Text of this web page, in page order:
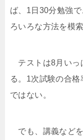
ば、1日30分勉強
ろいろな方法を模索
テストは8月いっ
る。1次試験の合
ではない。
でも、講義など